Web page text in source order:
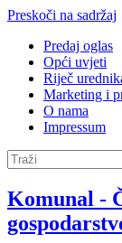
Preskoči na sadržaj
Predaj oglas
Opći uvjeti
Riječ
Marketing i
O nama
Impressum
Komunal -